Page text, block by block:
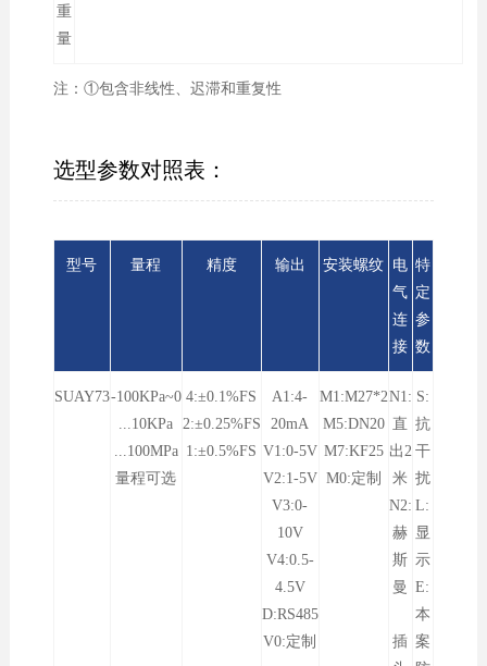
重
量
注：①包含非线性、迟滞和重复性
选型参数对照表：
型号 量程 精度 输出 安装螺纹 电
气
连
接
特
定
参
数
SUAY73-100KPa~0
...10KPa
...100MPa
量程可选
4:±0.1%FS
2:±0.25%FS
1:±0.5%FS
A1:4-
20mA
V1:0-5V
V2:1-5V
V3:0-
10V
V4:0.5-
4.5V
D:RS485
V0:定制
M1:M27*2
M5:DN20
M7:KF25
M0:定制
N1:
直
出2
米
N2:
赫
斯
曼
插
S:
抗
干
扰
L:
显
示
E:
本
案